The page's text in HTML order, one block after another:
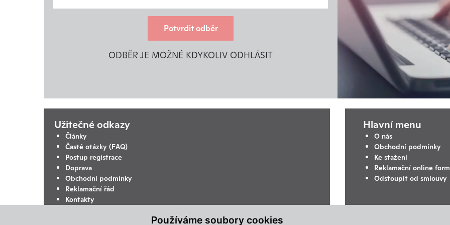
Používáme soubory cookies
Potvrdit odběr
ODBĚR JE MOŽNÉ KDYKOLIV ODHLÁSIT
Užitečné odkazy
Články
Časté otázky (FAQ)
Postup registrace
Doprava
Obchodní podmínky
Reklamační řád
Kontakty
Změnit nastavení využití cookies
Hlavní menu
O nás
Obchodní podmínky
Ke stažení
Reklamační online
Odstoupit od smlouvy